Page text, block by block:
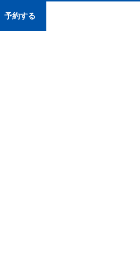
予約する